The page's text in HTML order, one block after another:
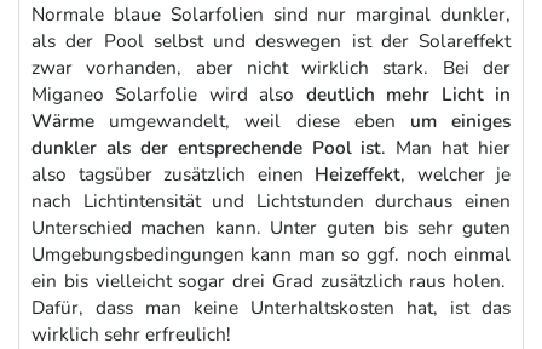
Normale blaue Solarfolien sind nur marginal dunkler,
als der Pool selbst und deswegen ist der Solareffekt
zwar vorhanden, aber nicht wirklich stark. Bei der
Miganeo Solarfolie wird also deutlich mehr Licht in
Wärme umgewandelt, weil diese eben um einiges
dunkler als der entsprechende Pool ist. Man hat hier
also tagsüber zusätzlich einen Heizeffekt, welcher je
nach Lichtintensität und Lichtstunden durchaus einen
Unterschied machen kann. Unter guten bis sehr guten
Umgebungsbedingungen kann man so ggf. noch einmal
ein bis vielleicht sogar drei Grad zusätzlich raus holen.
Dafür, dass man keine Unterhaltskosten hat, ist das
wirklich sehr erfreulich!